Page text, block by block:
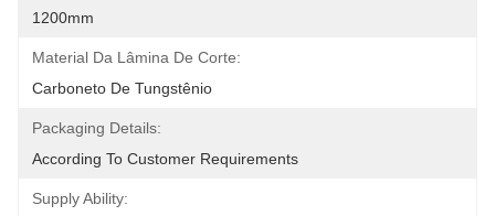
1200mm
Material Da Lâmina De Corte:
Carboneto De Tungstênio
Packaging Details:
According To Customer Requirements
Supply Ability: